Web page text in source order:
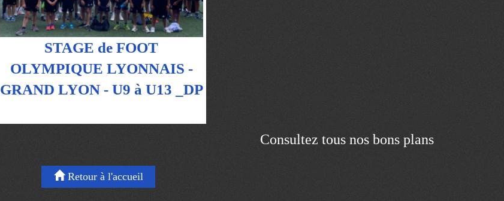
STAGE de FOOT
OLYMPIQUE LYONNAIS -
GRAND LYON - U9 à U13 _DP
Consultez tous nos bons plans
Retour à l'accueil